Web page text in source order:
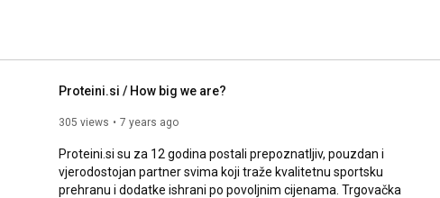
Proteini.si / How big we are?
305 views 7 years ago
Proteini.si su za 12 godina postali prepoznatljiv, pouzdan i
vjerodostojan partner svima koji traže kvalitetnu sportsku
prehranu i dodatke ishrani po povoljnim cijenama. Trgovačka